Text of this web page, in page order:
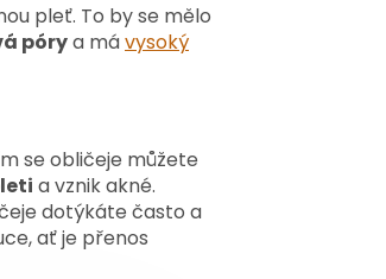
pleť. To by se mělo
pórya mávysoký
se obličeje můžete
a vznik akné.
dotýkáte často a
ať je přenos